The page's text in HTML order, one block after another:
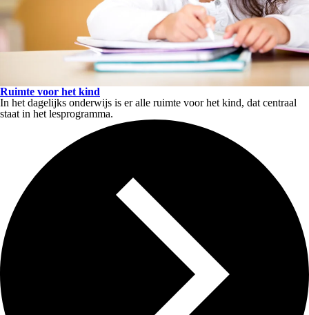
Ruimte voor het kind
In het dagelijks onderwijs is er alle ruimte voor het kind, dat centraal
staat in het lesprogramma.